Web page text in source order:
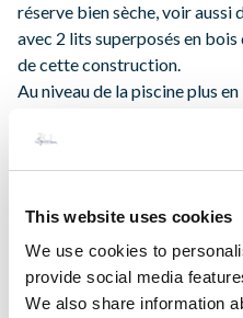
This website uses cookies
We use cookies to
provide social media
We also share information
réserve bien sèche, voir aussi
avec 2 lits superposés en
de cette construction.
Au niveau de la piscine plus
avec un plan de travail et un
Une zone d’étendage du
View :
Sud